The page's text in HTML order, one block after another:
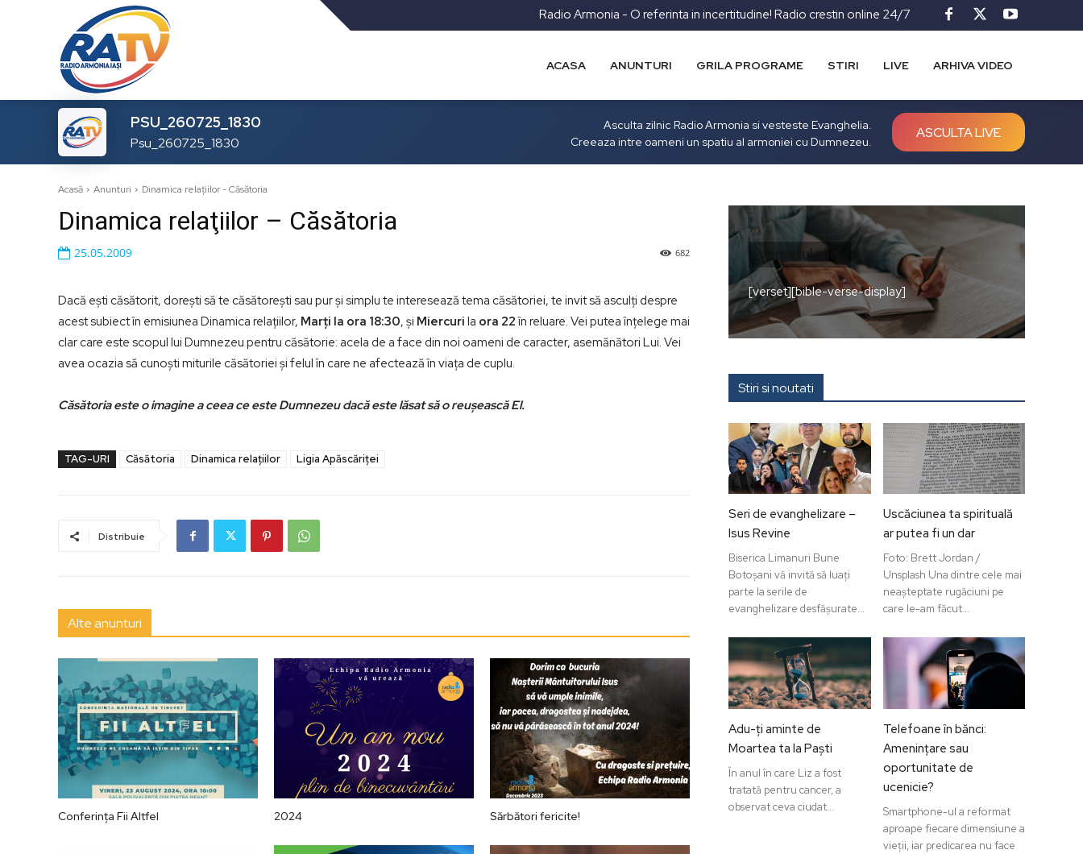
Radio Armonia - O referinta in incertitudine! Radio crestin online 24/7
ACASA ANUNTURI GRILA PROGRAME STIRI LIVE ARHIVA VIDEO
PSU_260725_1830
Psu_260725_1830
Asculta zilnic Radio Armonia si vesteste Evanghelia.
Creeaza intre oameni un spatiu al armoniei cu Dumnezeu.
ASCULTA LIVE
Acasă Anunturi Dinamica relaţiilor - Căsătoria
Dinamica relaţiilor – Căsătoria
682
25.05.2009
Dacă eşti căsătorit, doreşti să te căsătoreşti sau pur şi simplu te interesează tema căsătoriei, te invit să asculţi despre
acest subiect în emisiunea Dinamica relaţiilor, Marţi la ora 18:30, şi Miercuri la ora 22în reluare. Vei putea înţelege mai
clar care este scopul lui Dumnezeu pentru căsătorie: acela de a face din noi oameni de caracter, asemănători Lui. Vei
avea ocazia să cunoşti miturile căsătoriei şi felul în care ne afectează în viaţa de cuplu.
Căsătoria este o imagine a ceea ce este Dumnezeu dacă este lăsat să o reuşească El.
TAG-URI Căsătoria Dinamica relaţiilor Ligia Apăscăriţei
Distribuie
Alte anunturi
Conferința Fii Altfel 2024 Sărbători fericite!
Versetul zilei
[verset][bible-verse-display]
Stiri si noutati
Seri de evanghelizare –
Isus Revine
Biserica Limanuri Bune
Botoșani vă invită să luați
parte la serile de
evanghelizare desfășurate...
Uscăciunea ta spirituală
ar putea fi un dar
Foto: Brett Jordan /
Unsplash Una dintre cele mai
neașteptate rugăciuni pe
care le-am făcut...
Adu-ți aminte de
Moartea ta la Paști
În anul în care Liz a fost
tratată pentru cancer, a
observat ceva ciudat...
Telefoane în bănci:
Amenințare sau
oportunitate de
ucenicie?
Smartphone-ul a reformat
aproape fiecare dimensiune a
vieții, iar predicarea nu face